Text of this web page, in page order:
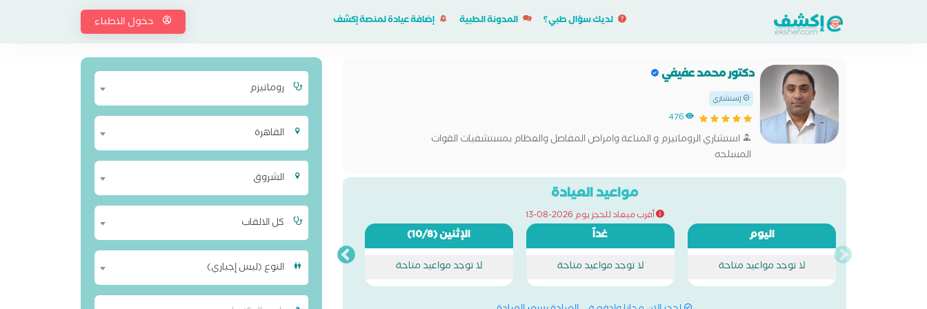
لديك سؤال طبي؟ المدونة الطبية إضافة عيادة لمنصة إكشف دخول الاطباء
دكتور محمد عفيفي
إستشاري
476
استشاري الروماتيزم و المناعة وامراض المفاصل والعظام بمستشفيات القوات
المسلحه
مواعيد العيادة
أقرب ميعاد للحجز يوم 2026-08-13
اليوم
لا توجد مواعيد متاحة
غداً
لا توجد مواعيد متاحة
الإثنين(10/8)
لا توجد مواعيد متاحة
روماتيزم
القاهرة
الشروق
كل الالقاب
النوع (ليس إجباري)